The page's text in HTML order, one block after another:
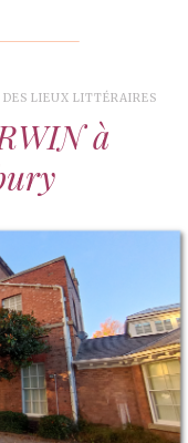
LIEUX LITTÉRAIRES
à